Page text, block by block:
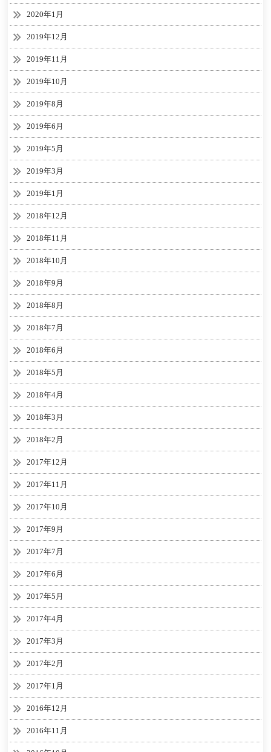
2020年1月
2019年12月
2019年11月
2019年10月
2019年8月
2019年6月
2019年5月
2019年3月
2019年1月
2018年12月
2018年11月
2018年10月
2018年9月
2018年8月
2018年7月
2018年6月
2018年5月
2018年4月
2018年3月
2018年2月
2017年12月
2017年11月
2017年10月
2017年9月
2017年7月
2017年6月
2017年5月
2017年4月
2017年3月
2017年2月
2017年1月
2016年12月
2016年11月